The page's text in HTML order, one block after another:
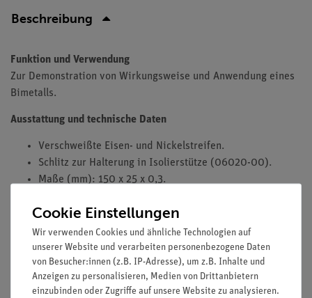
Beschreibung
Funktion und Verwendung
Zur Demonstration von Wirkungsweise und Anwendung eines
Bimetalls.
Ausstattung und technische Daten
Verschweißte Eisen- und Nickelstreifen.
Schlitz zur Halterung in Isolierstütze (06020-00).
Maße (mm): 150 x 25 x 0,3.
Versandkostenfrei ab 300,- €
Cookie Einstellungen
Wir verwenden Cookies und ähnliche Technologien auf
unserer Website und verarbeiten personenbezogene Daten
von Besucher:innen (z.B. IP-Adresse), um z.B. Inhalte und
Anzeigen zu personalisieren, Medien von Drittanbietern
einzubinden oder Zugriffe auf unsere Website zu analysieren.